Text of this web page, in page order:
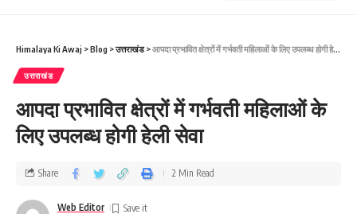
Himalaya Ki Awaj >Blog >उत्तराखंड>आपदा प्रभावित क्षेत्रों में गर्भवती महिलाओं के लिए उपलब्‍ध होगी हेली सेवा
उत्तराखंड
आपदा प्रभावित क्षेत्रों में गर्भवती महिलाओं के
लिए उपलब्‍ध होगी हेली सेवा
Web Editor
Share 2 Min Read